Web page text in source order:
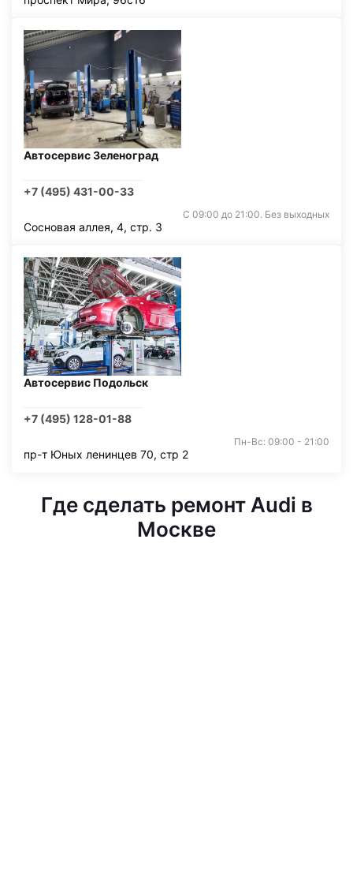
Автосервис Зеленоград
+7 (495) 431-00-33
С 09:00 до 21:00. Без выходных
Сосновая аллея, 4, стр. 3
Автосервис Подольск
+7 (495) 128-01-88
Пн-Вс: 09:00 - 21:00
пр-т Юных ленинцев 70, стр 2
Где сделать ремонт Audi в
Москве